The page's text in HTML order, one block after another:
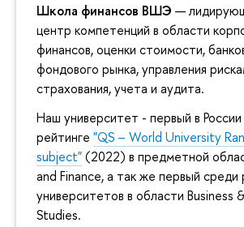
Школа финансов ВШЭ —
центр компетенций в области
финансов, оценки стоимости,
фондового рынка, управления
страхования, учета и аудита.
Наш университет - первый в России
рейтинге "QS – World University
subject"(2022) в предметной
and Finance, а так же первый среди
университетов в области Business
Studies.